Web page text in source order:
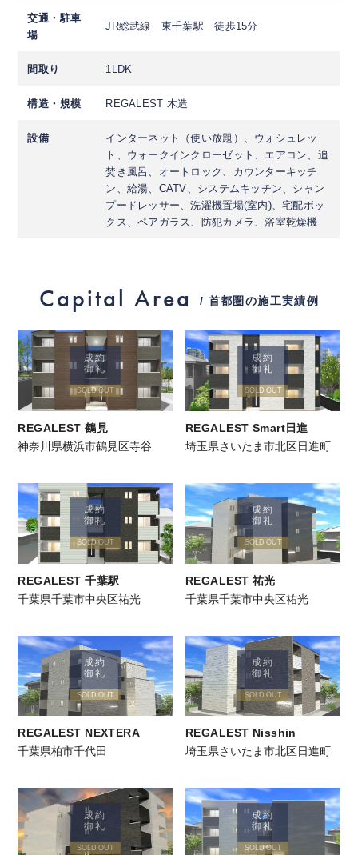
交通・駐車
場
JR総武線 東千葉駅 徒歩15分
間取り 1LDK
構造・規模 REGALEST 木造
設備
インターネット（使い放題）、ウォシュレッ
ト、ウォークインクローゼット、エアコン、追
焚き風呂、オートロック、カウンターキッチ
ン、給湯、CATV、システムキッチン、シャン
プードレッサー、洗濯機置場(室内)、宅配ボッ
クス、ペアガラス、防犯カメラ、浴室乾燥機
Capital Area / 首都圏の施工実績例
成約
御礼
SOLD OUT
REGALEST 鶴見
神奈川県横浜市鶴見区寺谷
成約
御礼
SOLD OUT
REGALEST Smart日進
埼玉県さいたま市北区日進町
成約
御礼
SOLD OUT
REGALEST 千葉駅
千葉県千葉市中央区祐光
成約
御礼
SOLD OUT
REGALEST 祐光
千葉県千葉市中央区祐光
成約
御礼
SOLD OUT
REGALEST NEXTERA
千葉県柏市千代田
成約
御礼
SOLD OUT
REGALEST Nisshin
埼玉県さいたま市北区日進町
成約
御礼
SOLD OUT
成約
御礼
SOLD OUT